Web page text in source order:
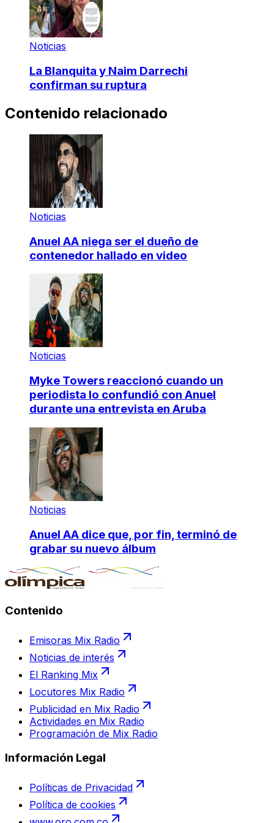
Noticias
La Blanquita y Naim Darrechi
confirman su ruptura
Contenido relacionado
Noticias
Anuel AA niega ser el dueño de
contenedor hallado en video
Noticias
Myke Towers reaccionó cuando un
periodista lo confundió con Anuel
durante una entrevista en Aruba
Noticias
Anuel AA dice que, por fin, terminó de
grabar su nuevo álbum
Contenido
Emisoras Mix Radio
Noticias de interés
El Ranking Mix
Locutores Mix Radio
Publicidad en Mix Radio
Actividades en Mix Radio
Programación de Mix Radio
Información Legal
Políticas de Privacidad
Política de cookies